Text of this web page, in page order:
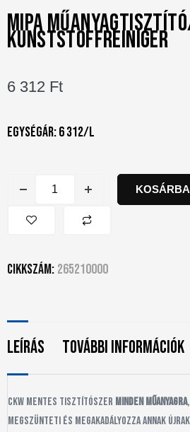
MIPA
KUNSTSTOFFREINIGER
6 312 Ft
Egységár: 6 312/l
Cikkszám: 265210000
Leírás További információk
CKW mentes tisztítószer minden műanyagra
megszünteti és megakadályozza annak